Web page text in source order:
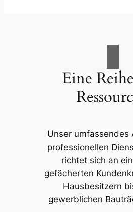
Eine
Unser umfassendes
professionellen
richtet sich an
gefächerten
Hausbesitzern
gewerblichen